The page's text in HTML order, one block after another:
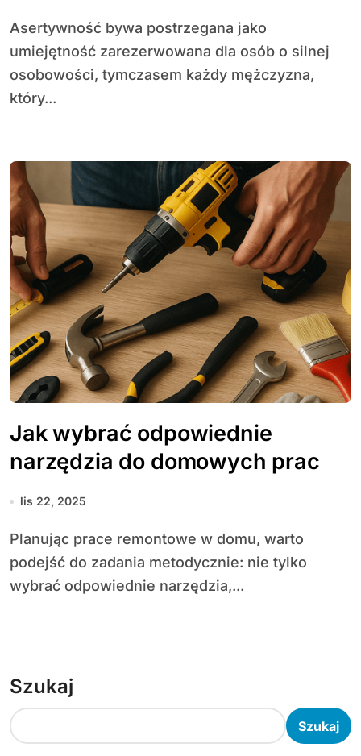
Asertywność bywa postrzegana jako
umiejętność zarezerwowana dla osób o silnej
osobowości, tymczasem każdy mężczyzna,
który...
Jak wybrać odpowiednie
narzędzia do domowych prac
lis 22, 2025
Planując prace remontowe w domu, warto
podejść do zadania metodycznie: nie tylko
wybrać odpowiednie narzędzia,...
Szukaj
Szukaj